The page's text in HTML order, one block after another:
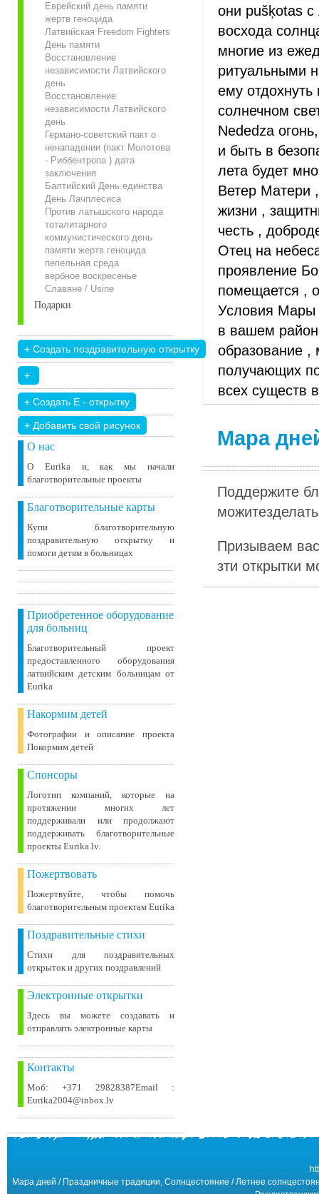
Еврейский день памяти
жертв геноцида
Латвийская Freedom Fighters
День памяти
Восстановление
независимости Латвийского
день
Восстановление
независимости Латвийского
день
Германо-советский пакт о
ненападении (пакт Молотова
- Риббентропа ) дата
заключения
Балтийский День единства
День Лачплесиса
Против латышского народа
тоталитарного
коммунистического день
памяти жертв геноцида
пепельная среда
вербное воскресенье
Славяне / Usine
Подарки
+ Добавить свой ​​рисунок
О нас
О Eurika и, как мы начали
благотворительные проекты
Благотворительные карты
Купи благотворительную
поздравительную открытку и
помоги детям в больницах
Приобретенное оборудование
для больниц
Благотворительный проект
предоставленного оборудования
латвийским детским больницам от
Eurika
Накормим детей
Фотографии и описание проекта
Покормим детей
Спонсоры
Логотип компаний, которые на
протяжении многих лет
поддерживали или продолжают
поддерживать благотворительные
проекты Eurika.lv.
Пожертвовать
Пожертвуйте, чтобы помочь
благотворительным проектам Eurika
Поздравительные стихи
Стихи для поздравительных
открыток и других поздравлений
Электронные открытки
Здесь вы можете создавать и
отправлять электронные карты
Контакты
Моб: +371 29828387Email :
Eurika2004@inbox.lv
они pušķotas
восхода
многие из
ритуальными
ему
солнечном
Nededza
и быть в
лета будет
Ветер Матери
жизни ,
честь ,
Отец на
проявление
помещается ,
Условия Мары
в вашем
образование ,
получающих
всех существ
Мара
Поддержите
Призываем
зти открытки
Мара дней / Праздничные традиции, Солнцестояние / Летнее